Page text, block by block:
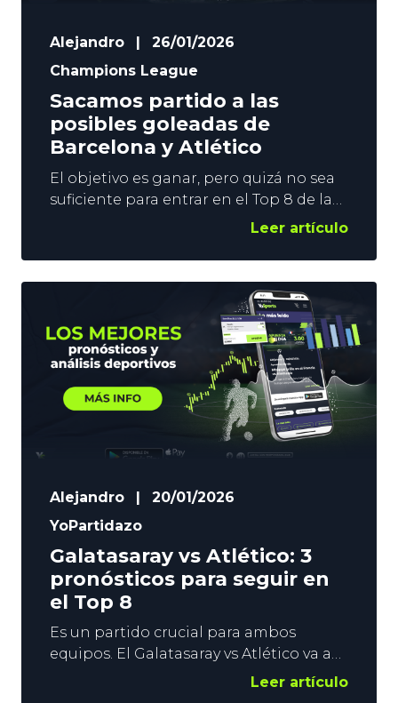
Alejandro |
26/01/2026
Champions League
Sacamos partido a las
posibles goleadas de
Barcelona y Atlético
El objetivo es ganar, pero quizá no sea
suficiente para entrar en el Top 8 de la
Champions. El camino a Budapest es
tendrán que buscar la goleada este
miércoles si quieren multiplicar sus
opciones de meterse en Octavos de
Final. Los operadores de apuestas
deportivas coinciden en dar a
Leer artículo
Alejandro |
20/01/2026
YoPartidazo
Galatasaray vs Atlético: 3
pronósticos para seguir en
el Top 8
Es un partido crucial para ambos
equipos. El Galatasaray vs Atlético va a
aclarar mucho las cosas de cara a la
Leer artículo